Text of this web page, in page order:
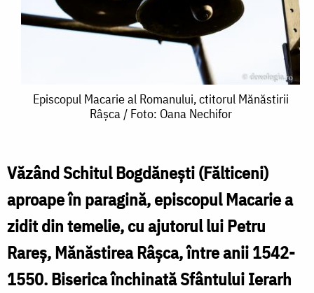
Episcopul
Romanului,
ctitorul
Mănăstirii
Râșca
/
Episcopul Macarie al Romanului, ctitorul Mănăstirii
Râșca / Foto: Oana Nechifor
Văzând Schitul Bogdăneşti (Fălticeni)
aproape în paragină, episcopul Macarie a
zidit din temelie, cu ajutorul lui Petru
Rareş, Mănăstirea Râşca, între anii 1542-
1550. Biserica închinată Sfântului Ierarh